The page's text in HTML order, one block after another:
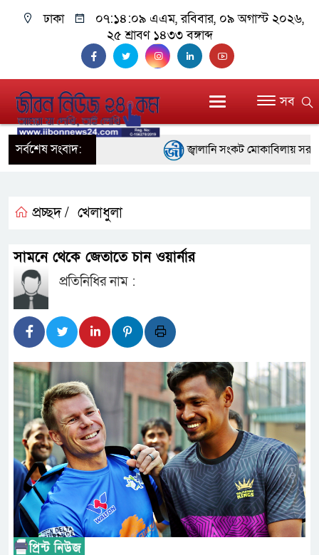
ঢাকা ০৭:১৪:০৯ এএম, রবিবার, ০৯ অগাস্ট ২০২৬,
২৫ শ্রাবণ ১৪৩৩ বঙ্গাব্দ
সব
সর্বশেষ সংবাদ:
জ্বালানি সংকট মোকাবিলায় সরকার
আন্তর্জাতিক মানের প্যারা ক্রীড়া
নিয়েছে সরকার
নদী দূষণ রোধে সমন্বিত পদক্ষেপ
নেই : প্রধানমন্ত্রী
লালমনিরহাটে মাদকসহ
ওমানের সঙ্গে ইরানের হরমুজ
আত-তানযীল ইনস্টিটিউট চট্টগ্রাম
পর্দাপন উপলক্ষে আলোচনা সভা ও দোয়া
প্রচ্ছদ / খেলাধুলা
সামনে থেকে জেতাতে চান ওয়ার্নার
প্রতিনিধির নাম :